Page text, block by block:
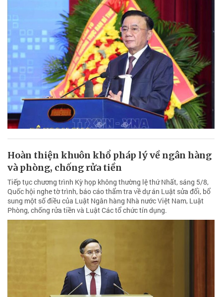
Hoàn thiện khuôn khổ pháp lý về ngân hàng
và phòng, chống rửa tiền
Tiếp tục chương trình Kỳ họp không thường lệ thứ Nhất, sáng 5/8,
Quốc hội nghe tờ trình, báo cáo thẩm tra về dự án Luật sửa đổi, bổ
sung một số điều của Luật Ngân hàng Nhà nước Việt Nam, Luật
Phòng, chống rửa tiền và Luật Các tổ chức tín dụng.